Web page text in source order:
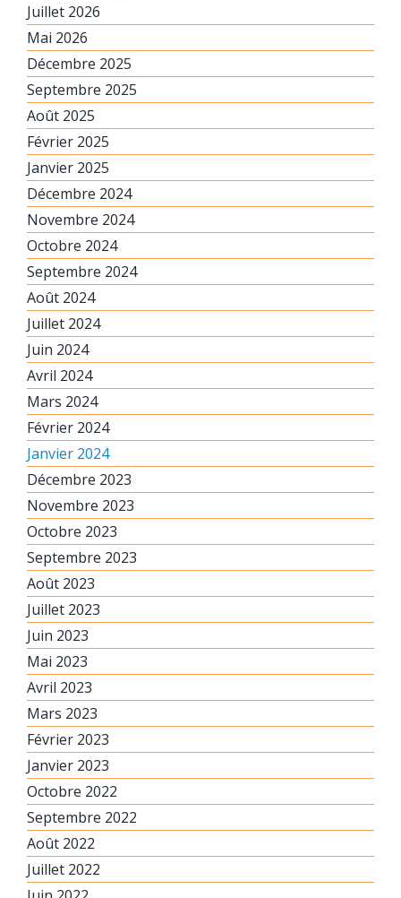
Juillet 2026
Mai 2026
Décembre 2025
Septembre 2025
Août 2025
Février 2025
Janvier 2025
Décembre 2024
Novembre 2024
Octobre 2024
Septembre 2024
Août 2024
Juillet 2024
Juin 2024
Avril 2024
Mars 2024
Février 2024
Janvier 2024
Décembre 2023
Novembre 2023
Octobre 2023
Septembre 2023
Août 2023
Juillet 2023
Juin 2023
Mai 2023
Avril 2023
Mars 2023
Février 2023
Janvier 2023
Octobre 2022
Septembre 2022
Août 2022
Juillet 2022